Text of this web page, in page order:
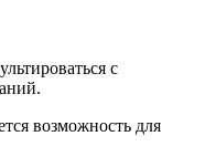
с
возможность для